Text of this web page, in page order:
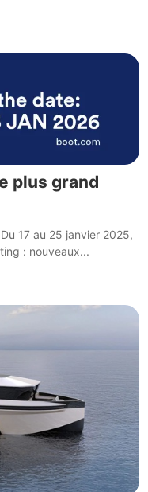
plus grand
17 au 25 janvier 2025,
: nouveaux...